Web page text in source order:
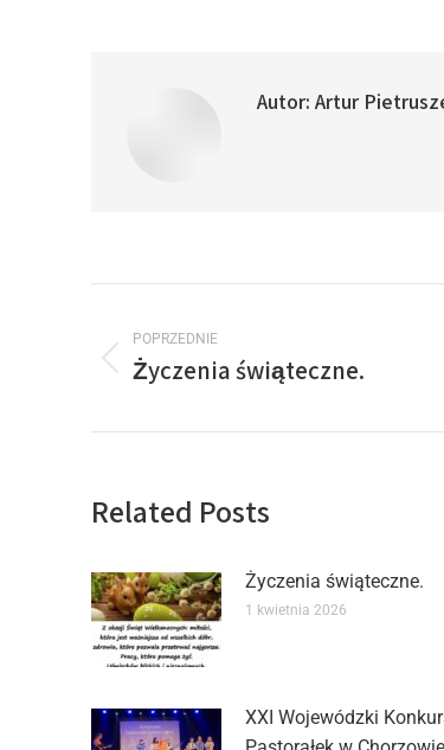
Autor: Artur
POPRZEDNIE
Życzenia świąteczne.
Related Posts
Życzenia świąteczne.
1 kwietnia 2026
XXI Wojewódzki